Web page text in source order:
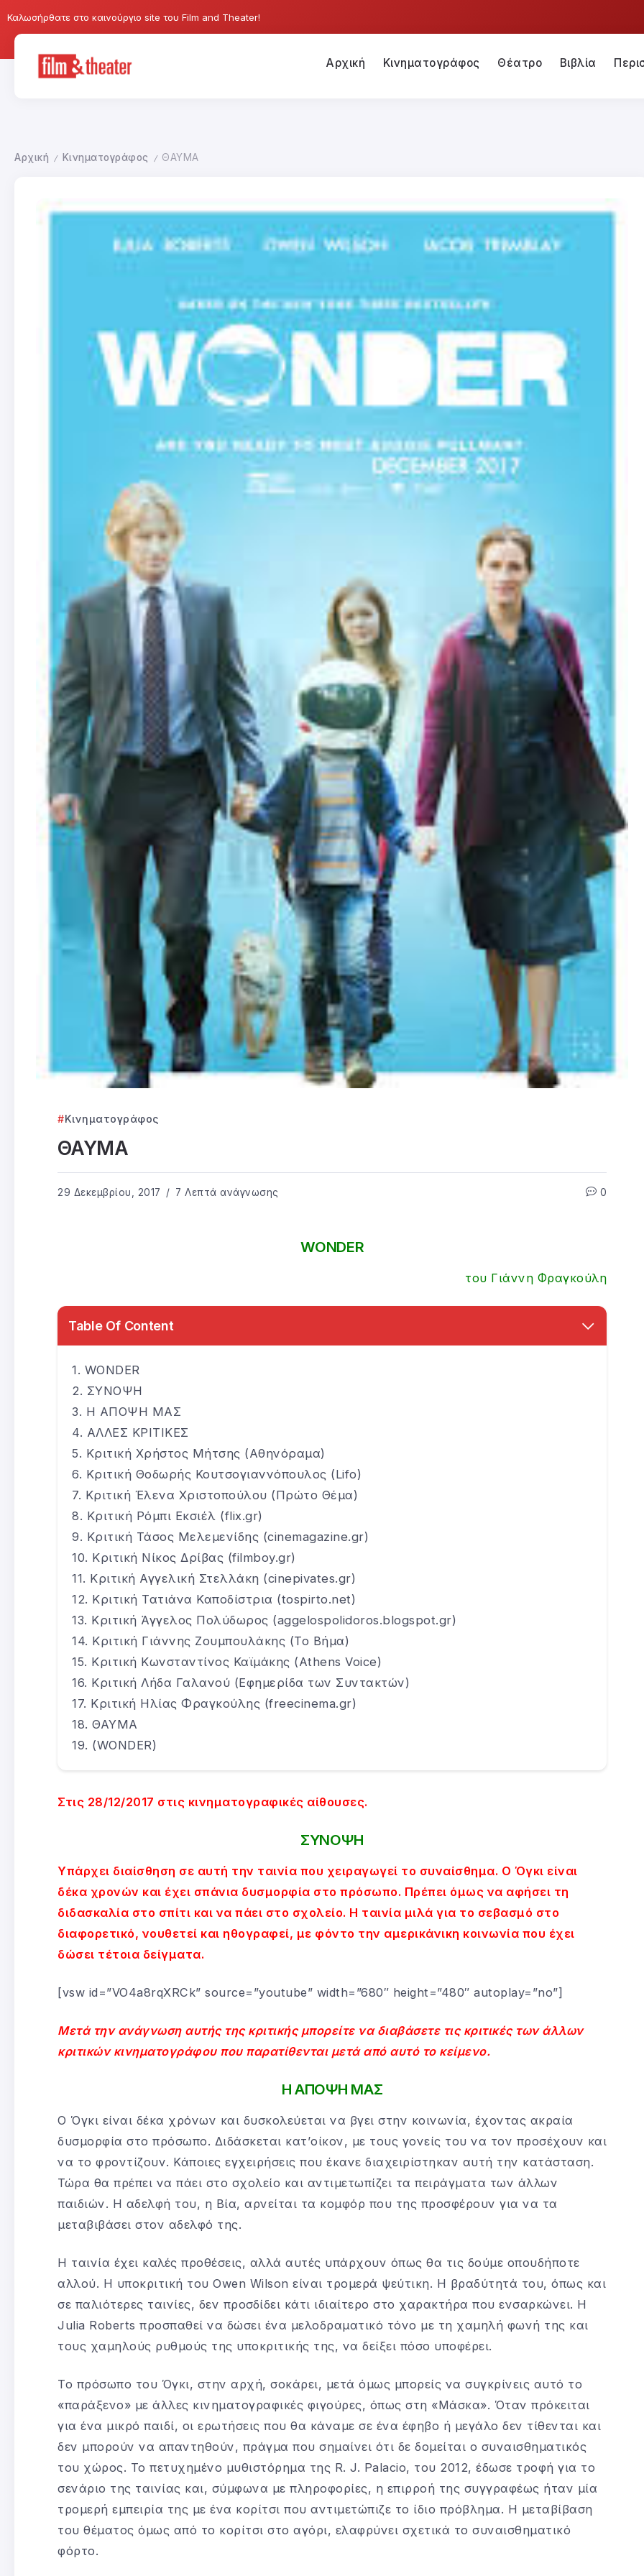
Καλωσήρθατε στο καινούργιο site του Film and Theater!
Αρχική Κινηματογράφος Θέατρο Βιβλία
Αρχική / Κινηματογράφος / ΘΑΥΜΑ
Κινηματογράφος
ΘΑΥΜΑ
29 Δεκεμβρίου, 2017 7 Λεπτά ανάγνωσης 0
WONDER
του Γιάννη Φραγκούλη
Table Of Content
WONDER
ΣΥΝΟΨΗ
Η ΑΠΟΨΗ ΜΑΣ
ΑΛΛΕΣ ΚΡΙΤΙΚΕΣ
Κριτική Χρήστος Μήτσης (Αθηνόραμα)
Κριτική Θοδωρής Κουτσογιαννόπουλος (Lifo)
Κριτική Έλενα Χριστοπούλου (Πρώτο Θέμα)
Κριτική Ρόμπι Εκσιέλ (flix.gr)
Κριτική Τάσος Μελεμενίδης (cinemagazine.gr)
Κριτική Νίκος Δρίβας (filmboy.gr)
Κριτική Αγγελική Στελλάκη (cinepivates.gr)
Κριτική Τατιάνα Καποδίστρια (tospirto.net)
Κριτική Άγγελος Πολύδωρος (aggelospolidoros.blogspot.gr)
Κριτική Γιάννης Ζουμπουλάκης (Το Βήμα)
Κριτική Κωνσταντίνος Καϊμάκης (Athens Voice)
Κριτική Λήδα Γαλανού (Εφημερίδα των Συντακτών)
Κριτική Ηλίας Φραγκούλης (freecinema.gr)
ΘΑΥΜΑ
(WONDER)
Στις 28/12/2017 στις κινηματογραφικές αίθουσες.
ΣΥΝΟΨΗ
Υπάρχει διαίσθηση σε αυτή την ταινία που χειραγωγεί το συναίσθημα. Ο Όγκι είναι
δέκα χρονών και έχει σπάνια δυσμορφία στο πρόσωπο. Πρέπει όμως να αφήσει τη
διδασκαλία στο σπίτι και να πάει στο σχολείο. Η ταινία μιλά για το σεβασμό στο
διαφορετικό, νουθετεί και ηθογραφεί, με φόντο την αμερικάνικη κοινωνία που έχει
δώσει τέτοια δείγματα.
[vsw id=”VO4a8rqXRCk” source=”youtube” width=”680″ height=”480″ autoplay=”no”]
Μετά την ανάγνωση αυτής της κριτικής μπορείτε να διαβάσετε τις κριτικές των άλλων
κριτικών κινηματογράφου που παρατίθενται μετά από αυτό το κείμενο.
Η ΑΠΟΨΗ ΜΑΣ
Ο Όγκι είναι δέκα χρόνων και δυσκολεύεται να βγει στην κοινωνία, έχοντας ακραία
δυσμορφία στο πρόσωπο. Διδάσκεται κατ’οίκον, με τους γονείς του να τον προσέχουν και
να το φροντίζουν. Κάποιες εγχειρήσεις που έκανε διαχειρίστηκαν αυτή την κατάσταση.
Τώρα θα πρέπει να πάει στο σχολείο και αντιμετωπίζει τα πειράγματα των άλλων
παιδιών. Η αδελφή του, η Βία, αρνείται τα κομφόρ που της προσφέρουν για να τα
μεταβιβάσει στον αδελφό της.
Η ταινία έχει καλές προθέσεις, αλλά αυτές υπάρχουν όπως θα τις δούμε οπουδήποτε
αλλού. Η υποκριτική του Owen Wilson είναι τρομερά ψεύτικη. Η βραδύτητά του, όπως και
σε παλιότερες ταινίες, δεν προσδίδει κάτι ιδιαίτερο στο χαρακτήρα που ενσαρκώνει. Η
Julia Roberts προσπαθεί να δώσει ένα μελοδραματικό τόνο με τη χαμηλή φωνή της και
τους χαμηλούς ρυθμούς της υποκριτικής της, να δείξει πόσο υποφέρει.
Το πρόσωπο του Όγκι, στην αρχή, σοκάρει, μετά όμως μπορείς να συγκρίνεις αυτό το
«παράξενο» με άλλες κινηματογραφικές φιγούρες, όπως στη «Μάσκα». Όταν πρόκειται
για ένα μικρό παιδί, οι ερωτήσεις που θα κάναμε σε ένα έφηβο ή μεγάλο δεν τίθενται και
δεν μπορούν να απαντηθούν, πράγμα που σημαίνει ότι δε δομείται ο συναισθηματικός
του χώρος. Το πετυχημένο μυθιστόρημα της R. J. Palacio, του 2012, έδωσε τροφή για το
σενάριο της ταινίας και, σύμφωνα με πληροφορίες, η επιρροή της συγγραφέως ήταν μία
τρομερή εμπειρία της με ένα κορίτσι που αντιμετώπιζε το ίδιο πρόβλημα. Η μεταβίβαση
του θέματος όμως από το κορίτσι στο αγόρι, ελαφρύνει σχετικά το συναισθηματικό
φόρτο.